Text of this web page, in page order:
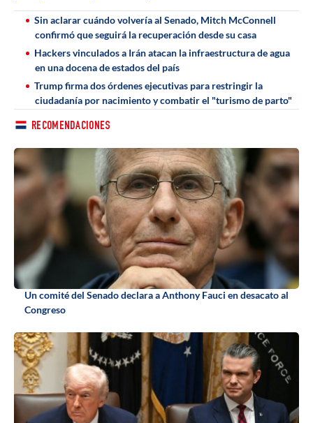
Sin aclarar cuándo volvería al Senado, Mitch McConnell
confirmó que seguirá la recuperación desde su casa
Hackers vinculados a Irán atacan la infraestructura de agua
en una docena de estados del país
Trump firma dos órdenes ejecutivas para restringir la
ciudadanía por nacimiento y combatir el "turismo de parto"
RECOMENDACIONES
Un comité del Senado declara a Anthony Fauci en desacato al
Congreso